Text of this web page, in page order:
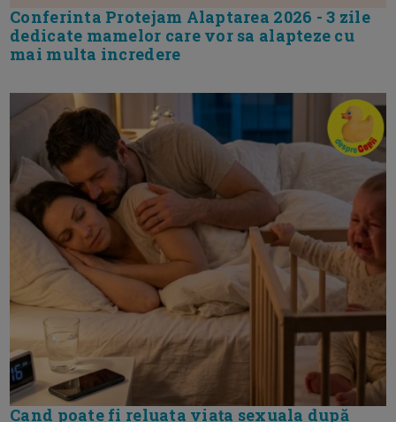
Conferinta Protejam Alaptarea 2026 - 3 zile
dedicate mamelor care vor sa alapteze cu
mai multa incredere
Cand poate fi reluata viața sexuala după